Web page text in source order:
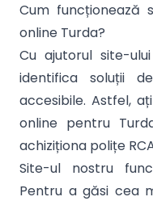
Cum funcționează
online Turda?
Cu ajutorul site-
identifica soluții
accesibile. Astfel,
online pentru
achiziționa polițe
Site-ul nostru
Pentru a găsi cea